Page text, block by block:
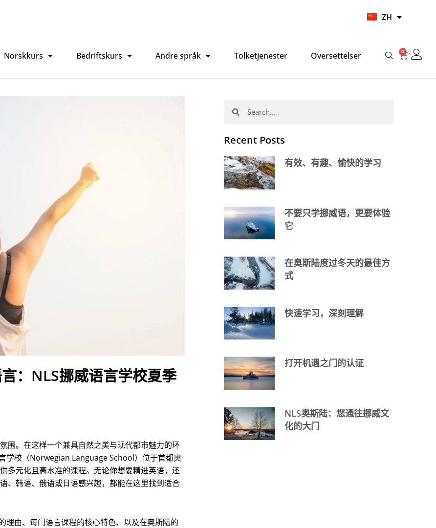
ZH
HI
Norskkurs Bedriftskurs Andre språk Tolketjenester Oversettelser 0
Cart
：NLS挪威语言学校夏季
围。在这样一个兼具自然之美与现代都市魅力的环
学校（Norwegian Language School）位于首都奥
多元化且高水准的课程。无论你想要精进英语，还
、韩语、俄语或日语感兴趣，都能在这里找到适合
理由、每门语言课程的核心特色、以及在奥斯陆的
Recent Posts
有效、有趣、愉快的学习
不要只学挪威语，更要体验
它
在奥斯陆度过冬天的最佳方
式
快速学习，深刻理解
打开机遇之门的认证
NLS奥斯陆：您通往挪威文
化的大门